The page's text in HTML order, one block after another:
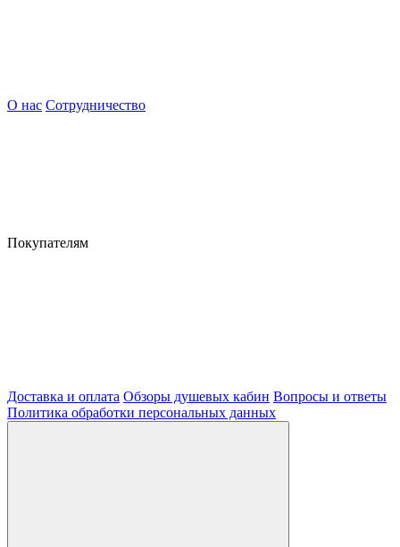
О нас Сотрудничество
Покупателям
Доставка и оплата Обзоры душевых кабин Вопросы и ответы
Политика обработки персональных данных